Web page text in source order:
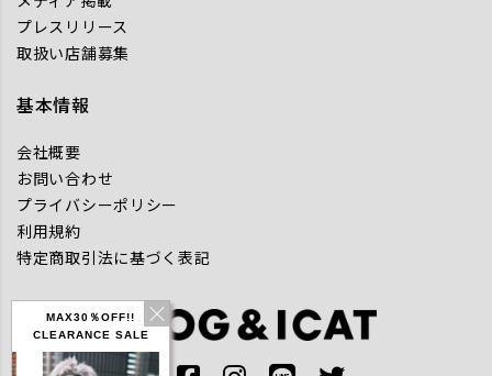
MAX30％OFF!!
CLEARANCE SALE
プレスリリース
取扱い店舗募集
基本情報
会社概要
お問い合わせ
プライバシーポリシー
利用規約
特定商取引法に基づく表記